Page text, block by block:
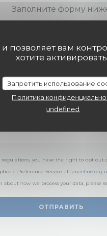
и позволяет вам
хотите активировать
Запретить использование
Политика
undefined
Заполните форму
you have the right to opt out
Preference Service at
about how we process your data, please